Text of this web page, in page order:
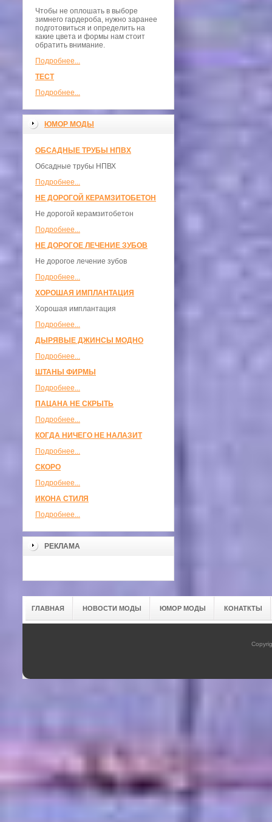
Чтобы не оплошать в выборе
зимнего гардероба, нужно заранее
подготовиться и определить на
какие цвета и формы нам стоит
обратить внимание.
Подробнее...
ТЕСТ
Подробнее...
ЮМОР МОДЫ
ОБСАДНЫЕ ТРУБЫ НПВХ
Обсадные трубы НПВХ
Подробнее...
НЕ ДОРОГОЙ КЕРАМЗИТОБЕТОН
Не дорогой керамзитобетон
Подробнее...
НЕ ДОРОГОЕ ЛЕЧЕНИЕ ЗУБОВ
Не дорогое лечение зубов
Подробнее...
ХОРОШАЯ ИМПЛАНТАЦИЯ
Хорошая имплантация
Подробнее...
ДЫРЯВЫЕ ДЖИНСЫ МОДНО
Подробнее...
ШТАНЫ ФИРМЫ
Подробнее...
ПАЦАНА НЕ СКРЫТЬ
Подробнее...
КОГДА НИЧЕГО НЕ НАЛАЗИТ
Подробнее...
СКОРО
Подробнее...
ИКОНА СТИЛЯ
Подробнее...
РЕКЛАМА
ГЛАВНАЯ НОВОСТИ МОДЫ ЮМОР МОДЫ КОНАТКТЫ